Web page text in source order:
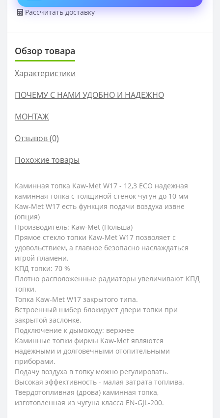
Рассчитать доставку
Обзор товара
Характеристики
ПОЧЕМУ С НАМИ УДОБНО И НАДЕЖНО
МОНТАЖ
Отзывов (0)
Похожие товары
Каминная топка Kaw-Met W17 - 12,3 ECO надежная
каминная топка с толщиной стенок чугун до 10 мм
Kaw-Met W17 есть функция подачи воздуха извне
(опция)
Производитель: Kaw-Met (Польша)
Прямое стекло топки Kaw-Met W17 позволяет с
удовольствием, а главное безопасно наслаждаться
игрой пламени.
КПД топки: 70 %
Плотно расположенные радиаторы увеличивают КПД
топки.
Топка Kaw-Met W17 закрытого типа.
Встроенный шибер блокирует двери топки при
закрытой заслонке.
Подключение к дымоходу: верхнее
Каминные топки фирмы Kaw-Met являются
надежными и долговечными отопительными
приборами.
Подачу воздуха в топку можно регулировать.
Высокая эффективность - малая затрата топлива.
Твердотопливная (дрова) каминная топка,
изготовленная из чугуна класса EN-GJL-200.